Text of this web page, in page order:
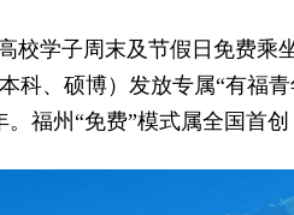
校学子周末及节假日免费乘
科、硕博）发放专属“有福
福州“免费”模式属全国首